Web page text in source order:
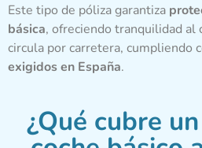
Este tipo de póliza garantiza
básica, ofreciendo tranquilidad al
circula por carretera, cumpliendo
exigidos en España.
¿Qué cubre